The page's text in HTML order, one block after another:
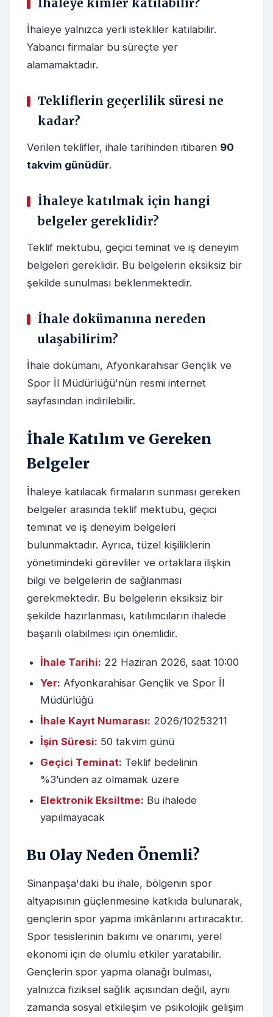
İhaleye kimler katılabilir?
İhaleye yalnızca yerli istekliler katılabilir.
Yabancı firmalar bu süreçte yer
alamamaktadır.
Tekliflerin geçerlilik süresi ne
kadar?
Verilen teklifler, ihale tarihinden itibaren 90
takvim günüdür.
İhaleye katılmak için hangi
belgeler gereklidir?
Teklif mektubu, geçici teminat ve iş deneyim
belgeleri gereklidir. Bu belgelerin eksiksiz bir
şekilde sunulması beklenmektedir.
İhale dokümanına nereden
ulaşabilirim?
İhale dokümanı, Afyonkarahisar Gençlik ve
Spor İl Müdürlüğü'nün resmi internet
sayfasından indirilebilir.
İhale Katılım ve Gereken
Belgeler
İhaleye katılacak firmaların sunması gereken
belgeler arasında teklif mektubu, geçici
teminat ve iş deneyim belgeleri
bulunmaktadır. Ayrıca, tüzel kişiliklerin
yönetimindeki görevliler ve ortaklara ilişkin
bilgi ve belgelerin de sağlanması
gerekmektedir. Bu belgelerin eksiksiz bir
şekilde hazırlanması, katılımcıların ihalede
başarılı olabilmesi için önemlidir.
İhale Tarihi: 22 Haziran 2026, saat 10:00
Yer: Afyonkarahisar Gençlik ve Spor İl
Müdürlüğü
İhale Kayıt Numarası: 2026/10253211
İşin Süresi: 50 takvim günü
Geçici Teminat: Teklif bedelinin
%3’ünden az olmamak üzere
Elektronik Eksiltme: Bu ihalede
yapılmayacak
Bu Olay Neden Önemli?
Sinanpaşa'daki bu ihale, bölgenin spor
altyapısının güçlenmesine katkıda bulunarak,
gençlerin spor yapma imkânlarını artıracaktır.
Spor tesislerinin bakımı ve onarımı, yerel
ekonomi için de olumlu etkiler yaratabilir.
Gençlerin spor yapma olanağı bulması,
yalnızca fiziksel sağlık açısından değil, aynı
zamanda sosyal etkileşim ve psikolojik gelişim